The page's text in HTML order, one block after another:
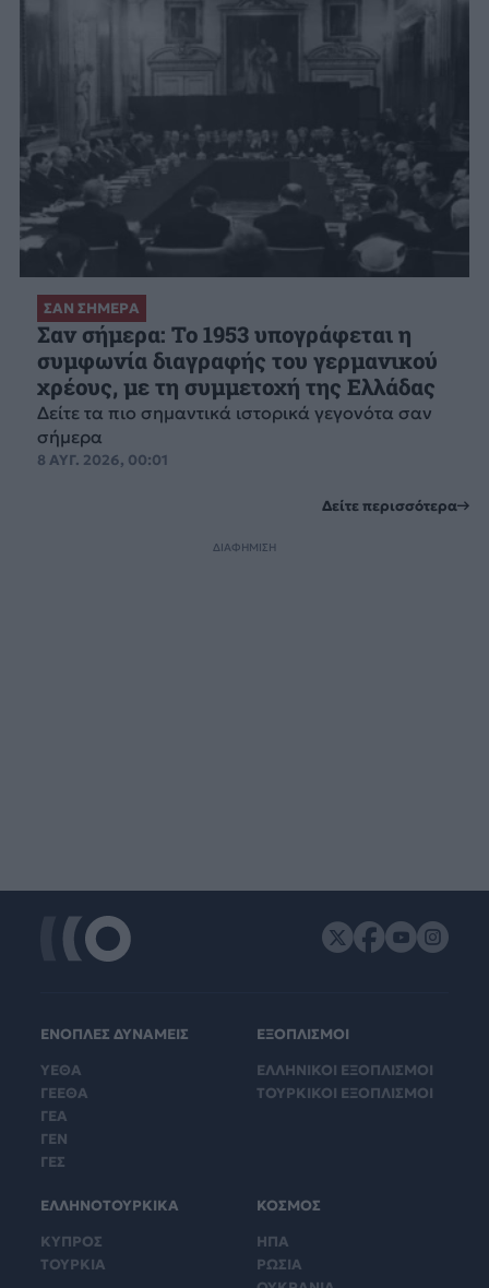
ΣΑΝ ΣΗΜΕΡΑ
Σαν σήμερα: Το 1953 υπογράφεται η
συμφωνία διαγραφής του γερμανικού
χρέους, με τη συμμετοχή της Ελλάδας
Δείτε τα πιο σημαντικά ιστορικά γεγονότα σαν
σήμερα
8 ΑΥΓ. 2026, 00:01
Δείτε περισσότερα
ΔΙΑΦΗΜΙΣΗ
ΕΝΟΠΛΕΣ ΔΥΝΑΜΕΙΣ
ΥΕΘΑ
ΓΕΕΘΑ
ΓΕΑ
ΓΕΝ
ΓΕΣ
ΕΞΟΠΛΙΣΜΟΙ
ΕΛΛΗΝΙΚΟΙ ΕΞΟΠΛΙΣΜΟΙ
ΤΟΥΡΚΙΚΟΙ ΕΞΟΠΛΙΣΜΟΙ
ΕΛΛΗΝΟΤΟΥΡΚΙΚΑ
ΚΥΠΡΟΣ
ΤΟΥΡΚΙΑ
ΚΟΣΜΟΣ
ΗΠΑ
ΡΩΣΙΑ